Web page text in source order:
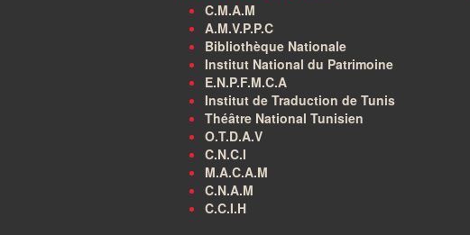
C.M.A.M
A.M.V.P.P.C
Bibliothèque Nationale
Institut National du Patrimoine
E.N.P.F.M.C.A
Institut de Traduction de Tunis
Théâtre National Tunisien
O.T.D.A.V
C.N.C.I
M.A.C.A.M
C.N.A.M
C.C.I.H